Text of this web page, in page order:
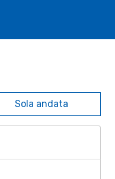
Sola andata